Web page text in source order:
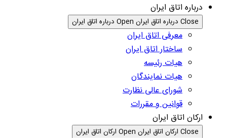
درباره اتاق ایران
Close درباره اتاق ایران Open درباره اتاق ایران
معرفی اتاق ایران
ساختار اتاق ایران
هیات رئیسه
هیات نمایندگان
شورای عالی نظارت
قوانین و مقررات
ارکان اتاق ایران
Close ارکان اتاق ایران Open ارکان اتاق ایران